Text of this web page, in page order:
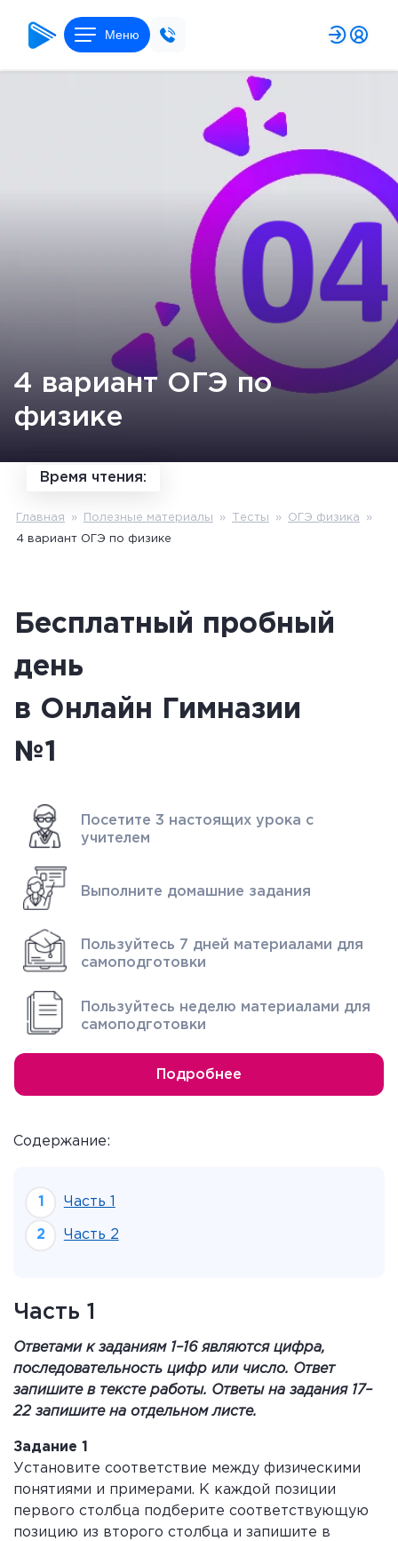
Меню
4 вариант ОГЭ по
физике
Время чтения:
Главная » Полезные материалы » Тесты » ОГЭ физика »
4 вариант ОГЭ по физике
Бесплатный пробный
день
в Онлайн Гимназии
№1
Посетите 3 настоящих урока с
учителем
Выполните домашние задания
Пользуйтесь 7 дней материалами для
самоподготовки
Пользуйтесь неделю материалами для
самоподготовки
Подробнее
Содержание:
Часть 1
Часть 2
Часть 1
Ответами к заданиям 1–16 являются цифра,
последовательность цифр или число. Ответ
запишите в тексте работы. Ответы на задания 17–
22 запишите на отдельном листе.
Задание 1
Установите соответствие между физическими
понятиями и примерами. К каждой позиции
первого столбца подберите соответствующую
позицию из второго столбца и запишите в